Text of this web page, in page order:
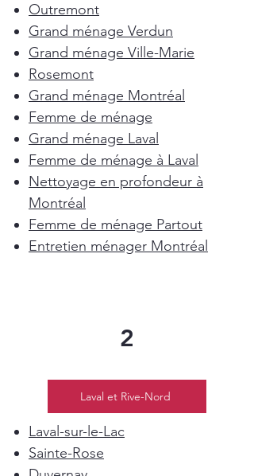
Outremont
Grand ménage Verdun
Grand ménage Ville-Marie
Rosemont
Grand ménage Montréal
Femme de ménage
Grand ménage Laval
Femme de ménage à Laval
Nettoyage en profondeur à
Montréal
Femme de ménage Partout
Entretien ménager Montréal
2
Laval et Rive-Nord
Laval-sur-le-Lac
Sainte-Rose